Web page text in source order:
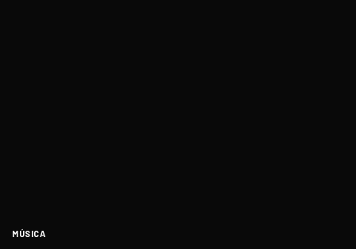
MÚSICA